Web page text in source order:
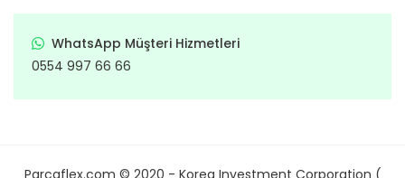
WhatsApp Müşteri Hizmetleri
0554 997 66 66
Parcaflex.com © 2020 - Korea Investment Corporation (